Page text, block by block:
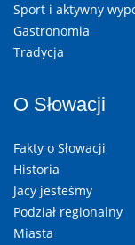
Sport i aktywny
Gastronomia
Tradycja
O Słowacji
Fakty o Słowacji
Historia
Jacy jesteśmy
Podział regionalny
Miasta